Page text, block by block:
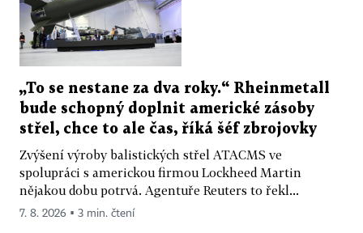
„To se nestane za dva roky.“ Rheinmetall
bude schopný doplnit americké zásoby
střel, chce to ale čas, říká šéf zbrojovky
Zvýšení výroby balistických střel ATACMS ve
spolupráci s americkou firmou Lockheed Martin
nějakou dobu potrvá. Agentuře Reuters to řekl...
7. 8. 2026 ▪ 3 min. čtení